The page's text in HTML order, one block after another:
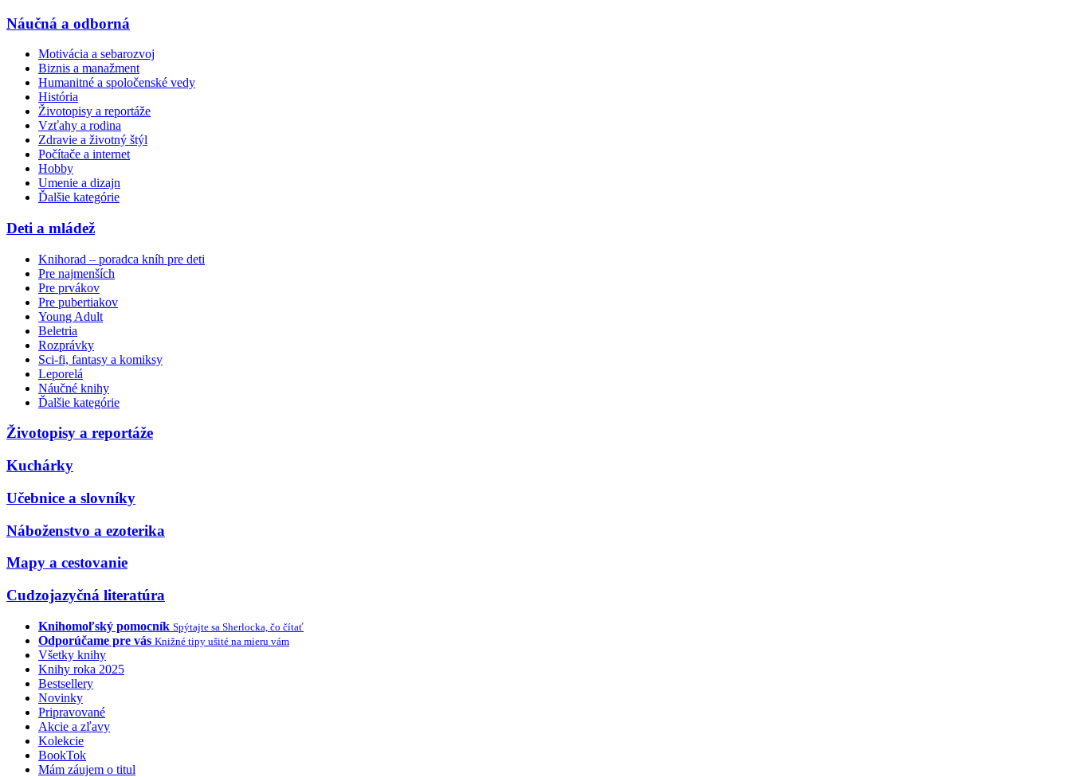
Náučná a odborná
Motivácia a sebarozvoj
Biznis a manažment
Humanitné a spoločenské vedy
História
Životopisy a reportáže
Vzťahy a rodina
Zdravie a životný štýl
Počítače a internet
Hobby
Umenie a dizajn
Ďalšie kategórie
Deti a mládež
Knihorad – poradca kníh pre deti
Pre najmenších
Pre prvákov
Pre pubertiakov
Young Adult
Beletria
Rozprávky
Sci-fi, fantasy a komiksy
Leporelá
Náučné knihy
Ďalšie kategórie
Životopisy a reportáže
Kuchárky
Učebnice a slovníky
Náboženstvo a ezoterika
Mapy a cestovanie
Cudzojazyčná literatúra
Knihomoľský pomocník Spýtajte sa Sherlocka, čo čítať
Odporúčame pre vás Knižné tipy ušité na mieru vám
Všetky knihy
Knihy roka 2025
Bestsellery
Novinky
Pripravované
Akcie a zľavy
Kolekcie
BookTok
Mám záujem o titul